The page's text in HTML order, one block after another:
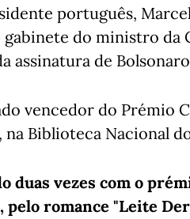
português,
do ministro da
assinatura de
vencedor do Prémio
Biblioteca Nacional
duas vezes com o
romance "Leite